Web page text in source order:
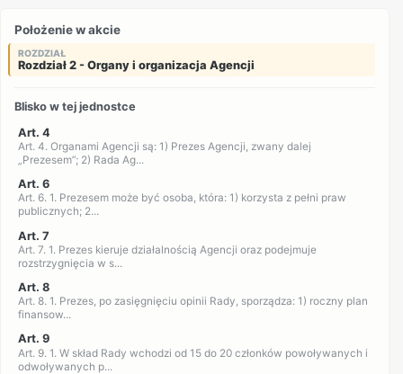
Położenie w akcie
ROZDZIAŁ
Rozdział 2 - Organy i organizacja Agencji
Blisko w tej jednostce
Art. 4
Art. 4. Organami Agencji są: 1) Prezes Agencji, zwany dalej
„Prezesem”; 2) Rada Ag...
Art. 6
Art. 6. 1. Prezesem może być osoba, która: 1) korzysta z pełni praw
publicznych; 2...
Art. 7
Art. 7. 1. Prezes kieruje działalnością Agencji oraz podejmuje
rozstrzygnięcia w s...
Art. 8
Art. 8. 1. Prezes, po zasięgnięciu opinii Rady, sporządza: 1) roczny plan
finansow...
Art. 9
Art. 9. 1. W skład Rady wchodzi od 15 do 20 członków powoływanych i
odwoływanych p...